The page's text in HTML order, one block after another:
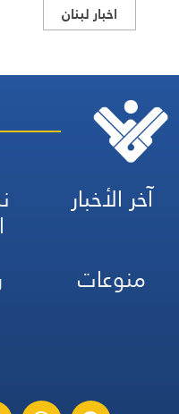
اخبار لبنان
آخر الأخبار
منوعات